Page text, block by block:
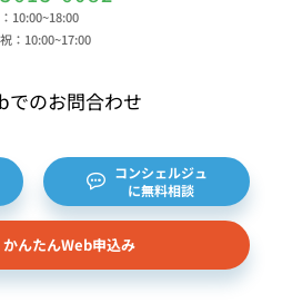
、弊社のデータベースシス
録されるお客様の個人情報
ます。 （2）弊社と賃貸
動産所有者様および所有者
いた個人または企業、イン
ーナーサイト等からの査定
ら取得した不動産所有者
ナー様」といいます）の個
得する個人情報は、上記
10:00~18:00
：10:00~17:00
でのお問合わせ
コンシェルジュ
に無料相談
んたんWeb申込み